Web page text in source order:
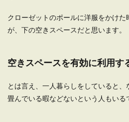
一人暮らしの
一人暮らしの狭い
配置...
クローゼットのポールに洋服をかけ
が、下の空きスペースだと思います。
空きスペースを有効に利用す
とは言え、一人暮らしをしていると、
畳んでいる暇などないという人もいる